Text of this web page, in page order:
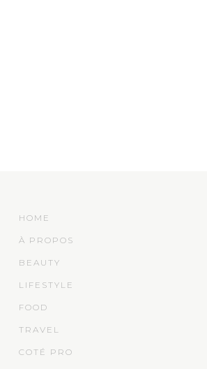
HOME
À PROPOS
BEAUTY
LIFESTYLE
FOOD
TRAVEL
COTÉ PRO